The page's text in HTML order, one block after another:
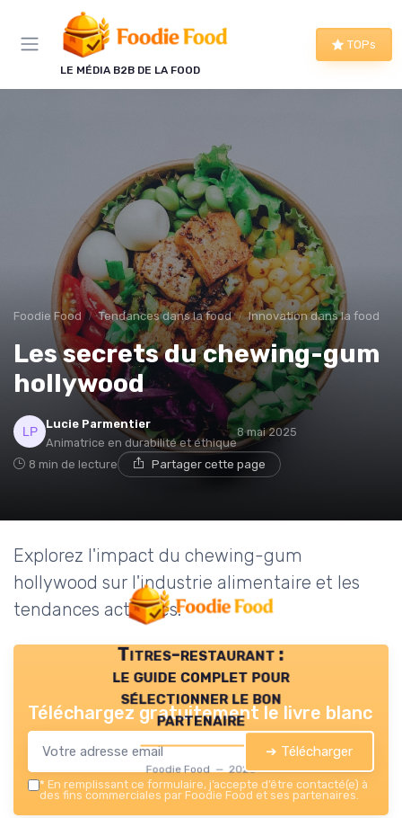
LE MÉDIA B2B DE LA FOOD
TOPs
Foodie Food Tendances dans la food Innovation dans la food
Les secrets du chewing-gum
hollywood
Lucie Parmentier
Animatrice en durabilité et éthique
8 mai 2025
8 min de lecture Partager cette page
Explorez l'impact du chewing-gum
hollywood sur l'industrie alimentaire et les
tendances actuelles.
Titres-restaurant :
le guide complet pour
sélectionner le bon
partenaire
Foodie Food — 2026
Téléchargez gratuitement le livre blanc
➔ Télécharger
* En remplissant ce formulaire, j’accepte d’être contacté(e) à
des fins commerciales par Foodie Food et ses partenaires.
Panneau de gestion des cookies